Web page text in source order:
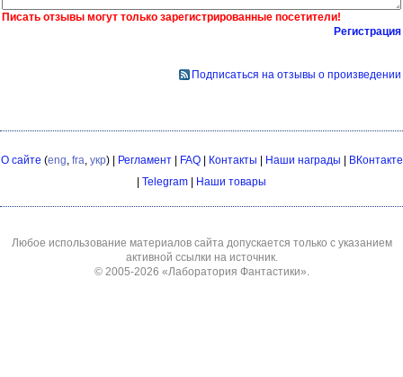
Писать отзывы могут только зарегистрированные посетители!
Регистрация
Подписаться на отзывы о произведении
О сайте (eng, fra, укр) | Регламент| FAQ| Контакты Наши награды
ВКонтакте
Telegram Наши товары
Любое использование материалов сайта допускается только с указанием
активной ссылки на источник.
© 2005-2026 «Лаборатория Фантастики».